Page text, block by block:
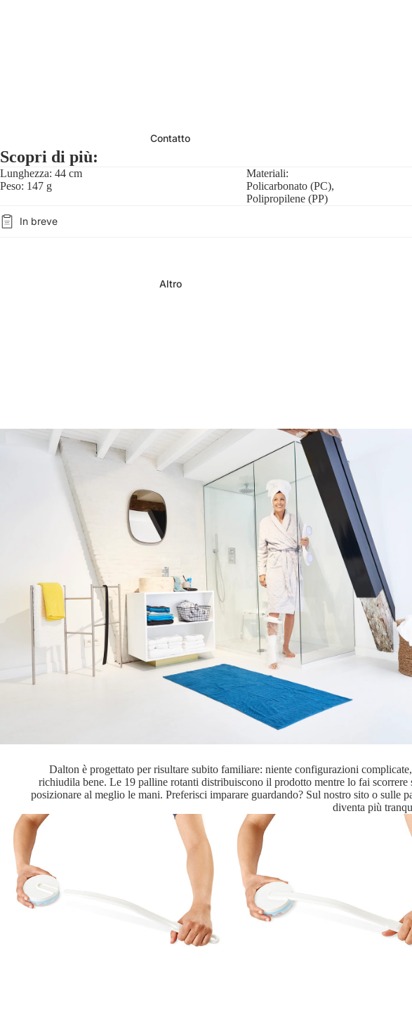
Contatto
Altro
Scopri di più:
Lunghezza: 44 cm
Peso: 147 g
Materiali:
Policarbonato (PC),
Polipropilene (PP)
In breve
Dalton è progettato per risultare subito familiare: niente configurazioni
richiudila bene. Le 19 palline rotanti distribuiscono il prodotto mentre lo fai
posizionare al meglio le mani. Preferisci imparare guardando? Sul nostro sito o
diventa più